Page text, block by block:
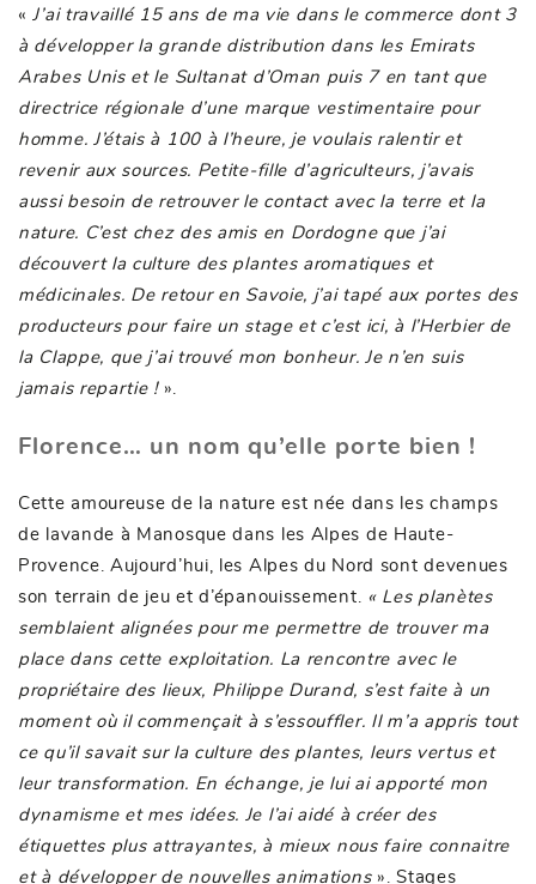
« J’ai travaillé 15 ans de ma vie dans le commerce dont 3
à développer la grande distribution dans les Emirats
Arabes Unis et le Sultanat d’Oman puis 7 en tant que
directrice régionale d’une marque vestimentaire pour
homme. J’étais à 100 à l’heure, je voulais ralentir et
revenir aux sources. Petite-fille d’agriculteurs, j’avais
aussi besoin de retrouver le contact avec la terre et la
nature. C’est chez des amis en Dordogne que j’ai
découvert la culture des plantes aromatiques et
médicinales. De retour en Savoie, j’ai tapé aux portes des
producteurs pour faire un stage et c’est ici, à l’Herbier de
la Clappe, que j’ai trouvé mon bonheur. Je n’en suis
jamais repartie !».
Florence… un nom qu’elle porte bien !
Cette amoureuse de la nature est née dans les champs
de lavande à Manosque dans les Alpes de Haute-
Provence. Aujourd’hui, les Alpes du Nord sont devenues
son terrain de jeu et d’épanouissement.
« Les planètes
semblaient alignées pour me permettre de trouver ma
place dans cette exploitation. La rencontre avec le
propriétaire des lieux, Philippe Durand, s’est faite à un
moment où il commençait à s’essouffler. Il m’a appris tout
ce qu’il savait sur la culture des plantes, leurs vertus et
leur transformation. En échange, je lui ai apporté mon
dynamisme et mes idées. Je l’ai aidé à créer des
étiquettes plus attrayantes, à mieux nous faire connaitre
et à développer de nouvelles animations». Stages